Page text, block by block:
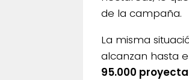
de la campaña.
La misma
alcanzan hasta
95.000